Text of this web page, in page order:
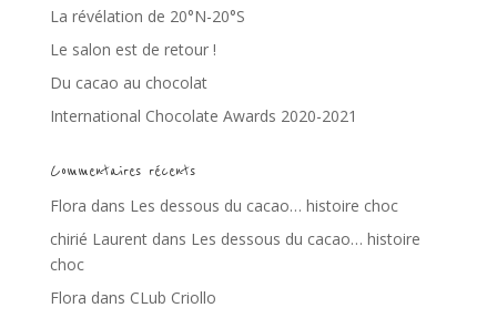
La révélation de 20°N-20°S
Le salon est de retour !
Du cacao au chocolat
International Chocolate Awards 2020-2021
Commentaires récents
Flora dans Les dessous du cacao… histoire choc
chirié Laurentdans Les dessous du cacao… histoire
choc
Flora dans CLub Criollo